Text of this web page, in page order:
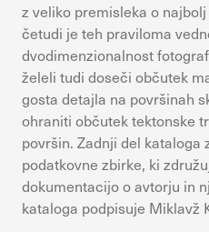
z veliko premisleka o
četudi je teh praviloma
dvodimenzionalnost
želeli tudi doseči občutek
gosta detajla na površinah
ohraniti občutek tektonske
površin. Zadnji del kataloga
podatkovne zbirke, ki
dokumentacijo o avtorju in
kataloga podpisuje Miklavž
Piškotki za ciljno usmerjenost
Te piškotke nastavijo naši
oglaševalska podjetja jih lahko
vaših interesov, ki ga nato
oglasov na drugih spletnih
edinstveno prepoznavanje
zavrnete uporabo teh piškotkov,
ciljnega spletnega oglaševanja.
Potrdi moje izbire